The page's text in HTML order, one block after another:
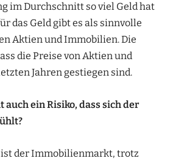
im Durchschnitt so viel Geld hat
das Geld gibt es als sinnvolle
Aktien und Immobilien. Die
die Preise von Aktien und
Jahren gestiegen sind.
auch ein Risiko, dass sich der
ist der Immobilienmarkt, trotz